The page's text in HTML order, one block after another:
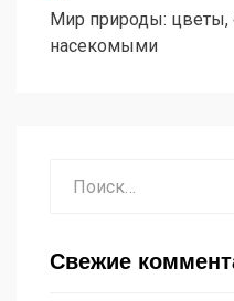
Мир природы:
насекомыми
Свежие